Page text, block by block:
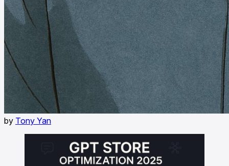
by Tony Yan